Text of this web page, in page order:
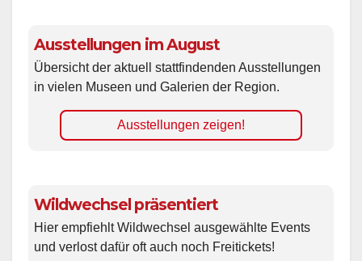
Ausstellungen im August
Übersicht der aktuell stattfindenden Ausstellungen
in vielen Museen und Galerien der Region.
Ausstellungen zeigen!
Wildwechsel präsentiert
Hier empfiehlt Wildwechsel ausgewählte Events
und verlost dafür oft auch noch Freitickets!